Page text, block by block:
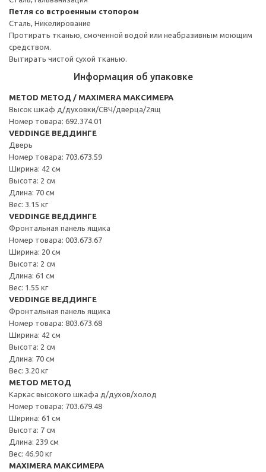
Петля со встроенным стопором
Сталь, Никелирование
Протирать тканью, смоченной водой или неабразивным моющим
средством.
Вытирать чистой сухой тканью.
Информация об упаковке
METOD МЕТОД / MAXIMERA МАКСИМЕРА
Высок шкаф д/духовки/СВЧ/дверца/2ящ
Номер товара: 692.374.01
VEDDINGE ВЕДДИНГЕ
Дверь
Номер товара: 703.673.59
Ширина: 42 см
Высота: 2 см
Длина: 70 см
Вес: 3.15 кг
VEDDINGE ВЕДДИНГЕ
Фронтальная панель ящика
Номер товара: 003.673.67
Ширина: 20 см
Высота: 2 см
Длина: 61 см
Вес: 1.55 кг
VEDDINGE ВЕДДИНГЕ
Фронтальная панель ящика
Номер товара: 803.673.68
Ширина: 42 см
Высота: 2 см
Длина: 70 см
Вес: 3.20 кг
METOD МЕТОД
Каркас высокого шкафа д/духов/холод
Номер товара: 703.679.48
Ширина: 61 см
Высота: 7 см
Длина: 239 см
Вес: 46.90 кг
MAXIMERA МАКСИМЕРА